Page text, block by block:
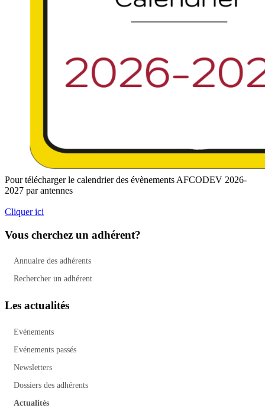
Pour télécharger le calendrier des évènements AFCODEV 2026-
2027 par antennes
Cliquer ici
Vous cherchez un adhérent?
Annuaire des adhérents
Rechercher un adhérent
Les actualités
Evénements
Evénements passés
Newsletters
Dossiers des adhérents
Actualités